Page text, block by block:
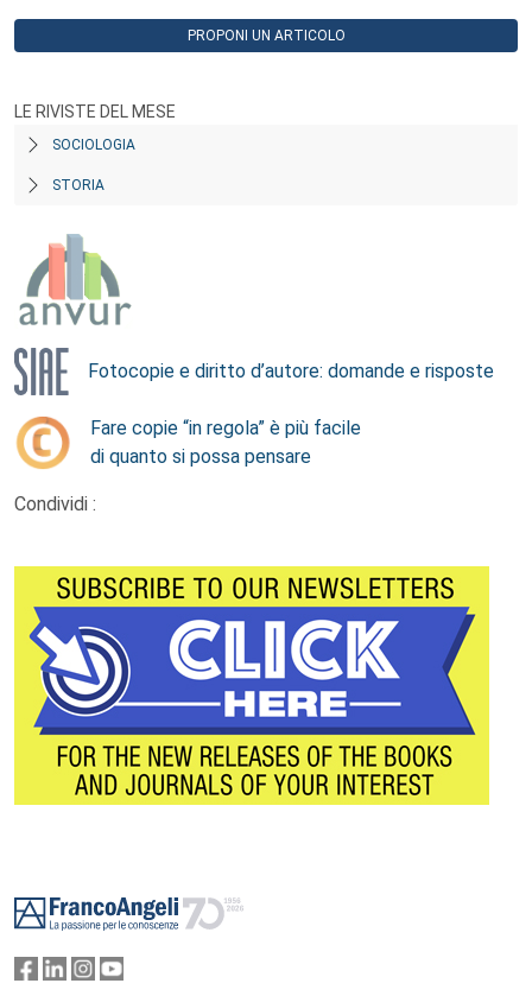
PROPONI UN ARTICOLO
LE RIVISTE DEL MESE
SOCIOLOGIA
STORIA
Fotocopie e diritto d’autore: domande e risposte
Fare copie “in regola” è più facile
di quanto si possa pensare
Condividi :